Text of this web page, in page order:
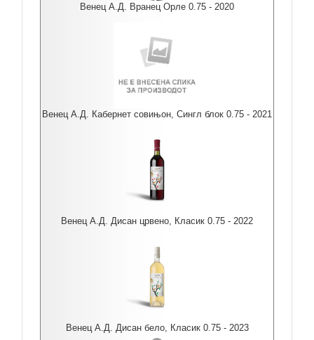
Венец А.Д. Вранец Орле 0.75 - 2020
Венец А.Д. Кабернет совињон, Сингл блок 0.75 - 2021
Венец А.Д. Дисан црвено, Класик 0.75 - 2022
Венец А.Д. Дисан бело, Класик 0.75 - 2023